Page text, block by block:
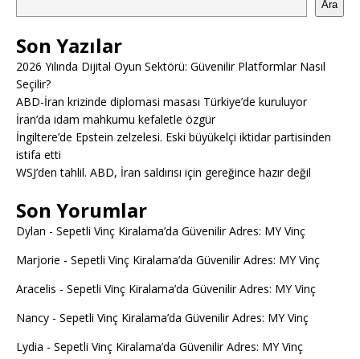
Ara
Son Yazılar
2026 Yılında Dijital Oyun Sektörü: Güvenilir Platformlar Nasıl
Seçilir?
ABD-İran krizinde diplomasi masası Türkiye’de kuruluyor
İran’da idam mahkumu kefaletle özgür
İngiltere’de Epstein zelzelesi. Eski büyükelçi iktidar partisinden
istifa etti
WSJ’den tahlil. ABD, İran saldırısı için gereğince hazır değil
Son Yorumlar
Dylan - Sepetli Vinç Kiralama’da Güvenilir Adres: MY Vinç
Marjorie - Sepetli Vinç Kiralama’da Güvenilir Adres: MY Vinç
Aracelis - Sepetli Vinç Kiralama’da Güvenilir Adres: MY Vinç
Nancy - Sepetli Vinç Kiralama’da Güvenilir Adres: MY Vinç
Lydia - Sepetli Vinç Kiralama’da Güvenilir Adres: MY Vinç